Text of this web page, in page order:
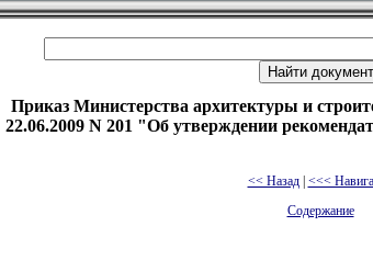
Приказ Министерства архитектуры и
22.06.2009 N 201 "Об утверждении
<< Назад| <<<
Содержание